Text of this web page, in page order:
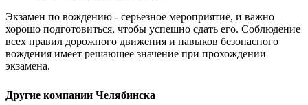
Экзамен по вождению - серьезное мероприятие, и важно
хорошо подготовиться, чтобы успешно сдать его. Соблюдение
всех правил дорожного движения и навыков безопасного
вождения имеет решающее значение при прохождении
экзамена.
Другие компании Челябинска